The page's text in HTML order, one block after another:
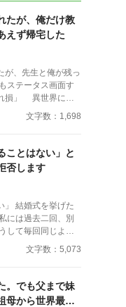
たが、俺だけ教
えず帰宅した
、先生と俺が残っ
ステータス画面す
損」 異世界に行
世知辛い現実だっ
文字数：1,698
ことはない」と
否します
」 結婚式を挙げた
には過去二回、別
して毎回同じよう
から今回は。
文字数：5,073
。でも父まで妹
母から世界最大